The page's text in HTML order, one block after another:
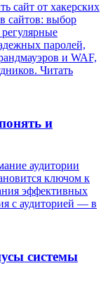
сайт от хакерских
сайтов: выбор
паролей,
и WAF,
Читать
и
аудитории
ключом к
эффективных
с аудиторией — в
системы